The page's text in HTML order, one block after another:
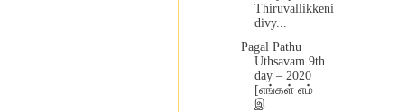
Thiruvallikkeni
divy...
Pagal Pathu
Uthsavam 9th
day – 2020
[எங்கள் எம்
இ...